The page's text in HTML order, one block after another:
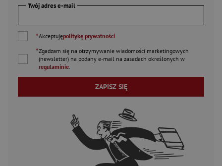
Twój adres e-mail
*Akceptujępolitykę prywatności
*Zgadzam się na otrzymywanie wiadomości marketingowych
(newsletter) na podany e-mail na zasadach określonych w
regulaminie
ZAPISZ SIĘ